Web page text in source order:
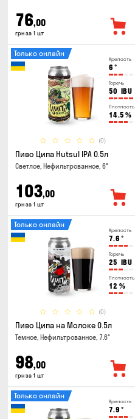
76,00
грн за 1 шт
Крепость
6 °
Горечь
50 IBU
Плотность
14.5 %
(0)
Только онлайн
Пиво Ципа Hutsul IPA 0.5л
Светлое, Нефильтрованное, 6°
103,00
грн за 1 шт
Крепость
7.6 °
Горечь
25 IBU
Плотность
12 %
(0)
Только онлайн
Пиво Ципа на Молоке 0.5л
Темное, Нефильтрованное, 7.6°
98,00
грн за 1 шт
Крепость
7.9 °
Только онлайн